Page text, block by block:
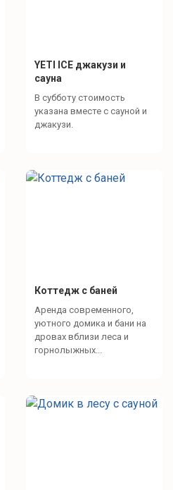
YETI ICE джакузи и
сауна
В субботу стоимость
указана вместе с сауной и
джакузи.
Коттедж с баней
Аренда современного,
уютного домика и бани на
дровах вблизи леса и
горнолыжных...